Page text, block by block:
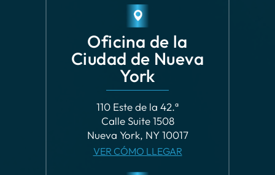
York
110 Este de la 42.ª
Calle Suite 1508
Nueva York, NY 10017
VER CÓMO LLEGAR
Teléfono